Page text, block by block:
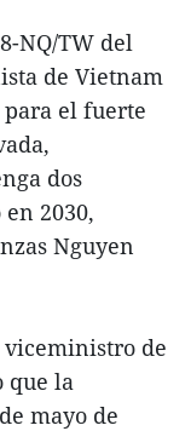
NQ/TW del
de Vietnam
el fuerte
dos
2030,
Nguyen
viceministro de
que la
mayo de